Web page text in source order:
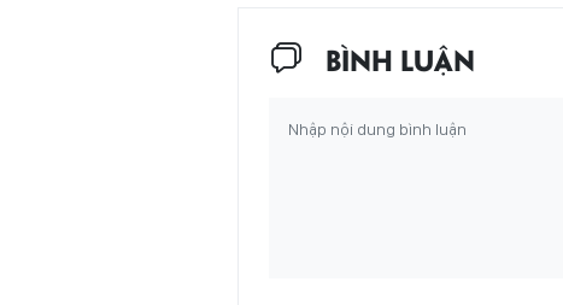
BÌNH LUẬN